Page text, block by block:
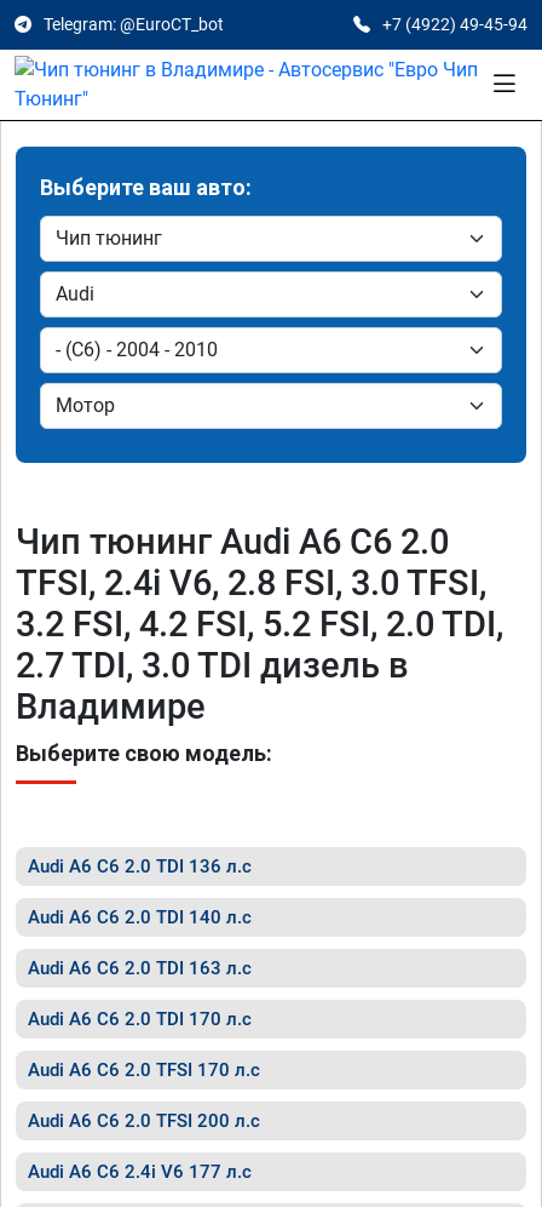
Telegram: @EuroCT_bot +7 (4922) 49-45-94
Выберите ваш авто:
Чип тюнинг Audi A6 C6 2.0
TFSI, 2.4i V6, 2.8 FSI, 3.0 TFSI,
3.2 FSI, 4.2 FSI, 5.2 FSI, 2.0 TDI,
2.7 TDI, 3.0 TDI дизель в
Владимире
Выберите свою модель:
Audi A6 C6 2.0 TDI 136 л.с
Audi A6 C6 2.0 TDI 140 л.с
Audi A6 C6 2.0 TDI 163 л.с
Audi A6 C6 2.0 TDI 170 л.с
Audi A6 C6 2.0 TFSI 170 л.с
Audi A6 C6 2.0 TFSI 200 л.с
Audi A6 C6 2.4i V6 177 л.с